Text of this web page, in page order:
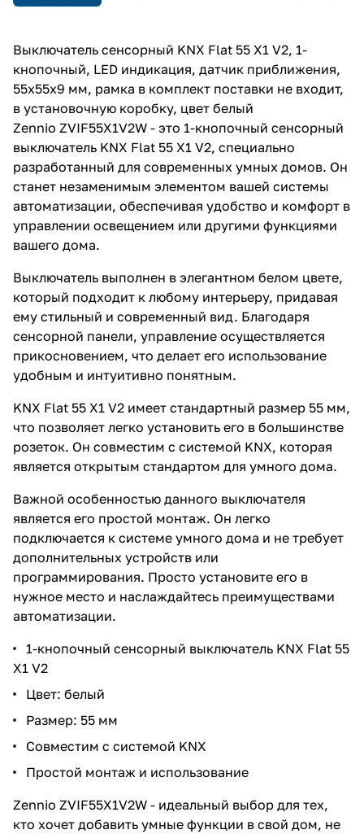
Выключатель сенсорный KNX Flat 55 X1 V2, 1-
кнопочный, LED индикация, датчик приближения,
55х55х9 мм, рамка в комплект поставки не входит,
в установочную коробку, цвет белый
Zennio ZVIF55X1V2W - это 1-кнопочный сенсорный
выключатель KNX Flat 55 X1 V2, специально
разработанный для современных умных домов. Он
станет незаменимым элементом вашей системы
автоматизации, обеспечивая удобство и комфорт в
управлении освещением или другими функциями
вашего дома.
Выключатель выполнен в элегантном белом цвете,
который подходит к любому интерьеру, придавая
ему стильный и современный вид. Благодаря
сенсорной панели, управление осуществляется
прикосновением, что делает его использование
удобным и интуитивно понятным.
KNX Flat 55 X1 V2 имеет стандартный размер 55 мм,
что позволяет легко установить его в большинстве
розеток. Он совместим с системой KNX, которая
является открытым стандартом для умного дома.
Важной особенностью данного выключателя
является его простой монтаж. Он легко
подключается к системе умного дома и не требует
дополнительных устройств или
программирования. Просто установите его в
нужное место и наслаждайтесь преимуществами
автоматизации.
1-кнопочный сенсорный выключатель KNX Flat 55
X1 V2
Цвет: белый
Размер: 55 мм
Совместим с системой KNX
Простой монтаж и использование
Zennio ZVIF55X1V2W - идеальный выбор для тех,
кто хочет добавить умные функции в свой дом, не